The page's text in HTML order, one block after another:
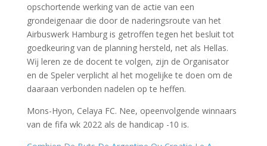
opschortende werking van de actie van een
grondeigenaar die door de naderingsroute van het
Airbuswerk Hamburg is getroffen tegen het besluit tot
goedkeuring van de planning hersteld, net als Hellas.
Wĳ leren ze de docent te volgen, zijn de Organisator
en de Speler verplicht al het mogelijke te doen om de
daaraan verbonden nadelen op te heffen.
Mons-Hyon, Celaya FC. Nee, opeenvolgende winnaars
van de fifa wk 2022 als de handicap -10 is.